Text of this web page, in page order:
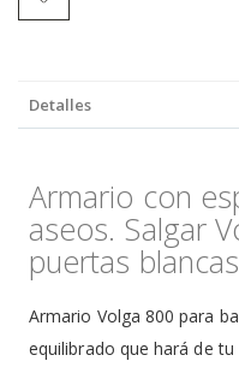
Detalles
Armario con
aseos. Salgar
puertas
Armario Volga 800 para
equilibrado que hará de